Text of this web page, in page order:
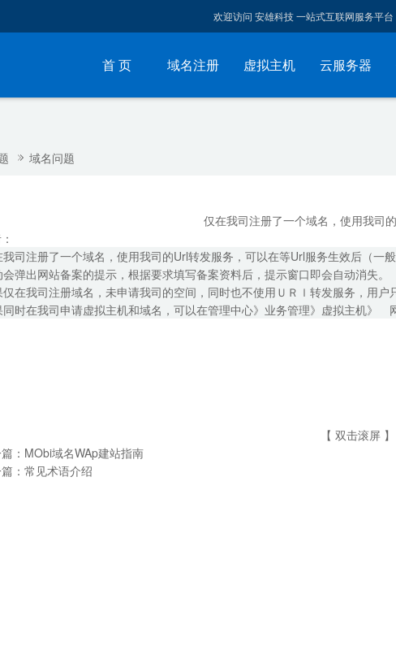
欢迎访问 安雄科技 一站式互联网服务平台
首 页 域名注册 虚拟主机 云服务器
域名问题
仅在我司注册了一个域名，使用我司
我司注册了一个域名，使用我司的Url转发服务，可以在等Url服务生效后（一
会弹出网站备案的提示，根据要求填写备案资料后，提示窗口即会自动消失。
仅在我司注册域名，未申请我司的空间，同时也不使用ＵＲｌ转发服务，用
同时在我司申请虚拟主机和域名，可以在管理中心》业务管理》虚拟主机》
【 双击滚屏
： MObi域名WAp建站指南
： 常见术语介绍